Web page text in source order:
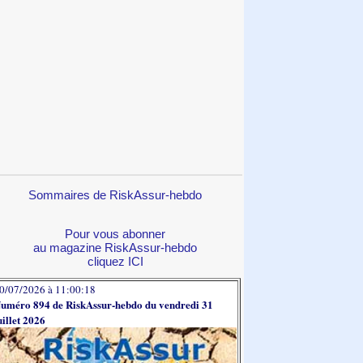
Sommaires de RiskAssur-hebdo
Pour vous abonner
au magazine RiskAssur-hebdo
cliquez ICI
07/2026 à 11:00:18
894 de RiskAssur-hebdo du vendredi 31
2026